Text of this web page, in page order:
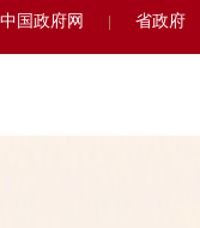
中国政府网 省政府